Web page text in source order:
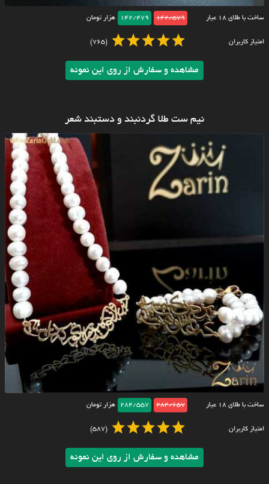
ساخت با طلای ۱۸ عیار 142/579
142/479 هزار تومان
امتیاز کاربران (765)
مشاهده و سفارش از روی این نمونه
نیم ست طلا گردنبند و دستبند شعر
ساخت با طلای ۱۸ عیار 284/657
284/557 هزار تومان
امتیاز کاربران (587)
مشاهده و سفارش از روی این نمونه